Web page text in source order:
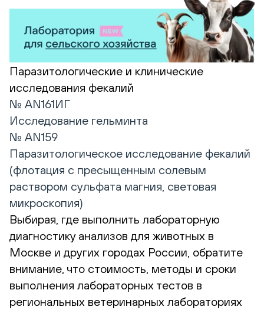
Паразитологические и клинические
исследования фекалий
№ AN161ИГ
Исследование гельминта
№ AN159
Паразитологическое исследование фекалий
(флотация с пресыщенным солевым
раствором сульфата магния, световая
микроскопия)
Выбирая, где выполнить лабораторную
диагностику анализов для животных в
Москве и других городах России, обратите
внимание, что стоимость, методы и сроки
выполнения лабораторных тестов в
региональных ветеринарных лабораториях